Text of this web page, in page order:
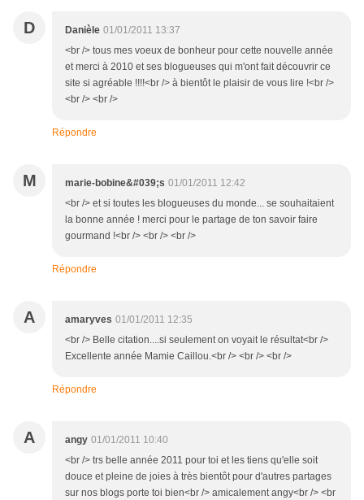
D Danièle 01/01/2011 13:37
<br /> tous mes voeux de bonheur pour cette nouvelle année
et merci à 2010 et ses blogueuses qui m'ont fait découvrir ce
site si agréable !!!!<br /> à bientôt le plaisir de vous lire !<br />
<br /> <br />
Répondre
M marie-bobine&#039;s 01/01/2011 12:42
<br /> et si toutes les blogueuses du monde... se souhaitaient
la bonne année ! merci pour le partage de ton savoir faire
gourmand !<br /> <br /> <br />
Répondre
A amaryves 01/01/2011 12:35
<br /> Belle citation....si seulement on voyait le résultat<br />
Excellente année Mamie Caillou.<br /> <br /> <br />
Répondre
A angy 01/01/2011 10:40
<br /> trs belle année 2011 pour toi et les tiens qu'elle soit
douce et pleine de joies à très bientôt pour d'autres partages
sur nos blogs porte toi bien<br /> amicalement angy<br /> <br